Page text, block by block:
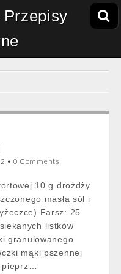
• 0 Comments
10 g drożdży
masła sól i
Farsz: 25
listków
granulowanego
mąki pszennej